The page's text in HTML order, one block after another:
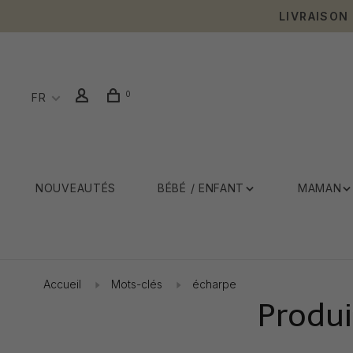
LIVRAISON
FR 0
NOUVEAUTÉS BÉBÉ / ENFANT MAMAN
Accueil Mots-clés écharpe